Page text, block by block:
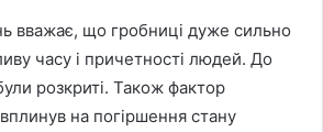
вважає, що гробниці дуже сильно
часу і причетності людей. До
розкриті. Також фактор
на погіршення стану